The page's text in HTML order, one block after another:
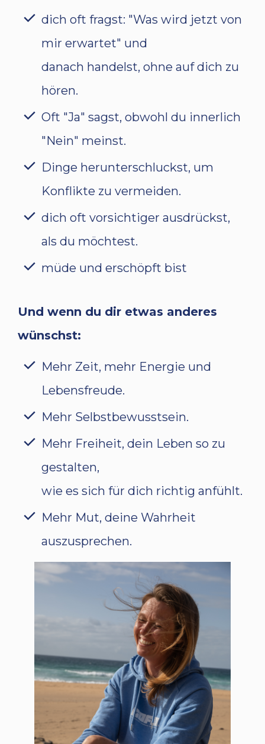
dich oft fragst: "Was wird jetzt von
mir erwartet" und
danach handelst, ohne auf dich zu
hören.
Oft "Ja" sagst, obwohl du innerlich
"Nein" meinst.
Dinge herunterschluckst, um
Konflikte zu vermeiden.
dich oft vorsichtiger ausdrückst,
als du möchtest.
müde und erschöpft bist
Und wenn du dir etwas anderes
wünschst:
Mehr Zeit, mehr Energie und
Lebensfreude.
Mehr Selbstbewusstsein.
Mehr Freiheit, dein Leben so zu
gestalten,
wie es sich für dich richtig anfühlt.
Mehr Mut, deine Wahrheit
auszusprechen.